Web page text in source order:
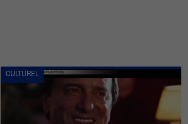
CULTUREL